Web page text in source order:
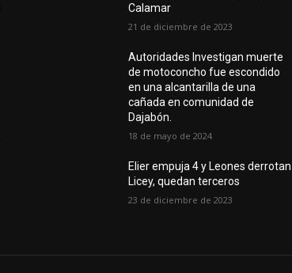
Calamar
21 de diciembre de 2023
Autoridades Investigan muerte
de motoconcho fue escondido
en una alcantarilla de una
cañada en comunidad de
Dajabón.
18 de mayo de 2024
Elier empuja 4 y Leones derrotan
Licey, quedan terceros
23 de diciembre de 2023